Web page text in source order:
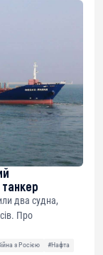
два судна,
Про
з Росією
#Нафта